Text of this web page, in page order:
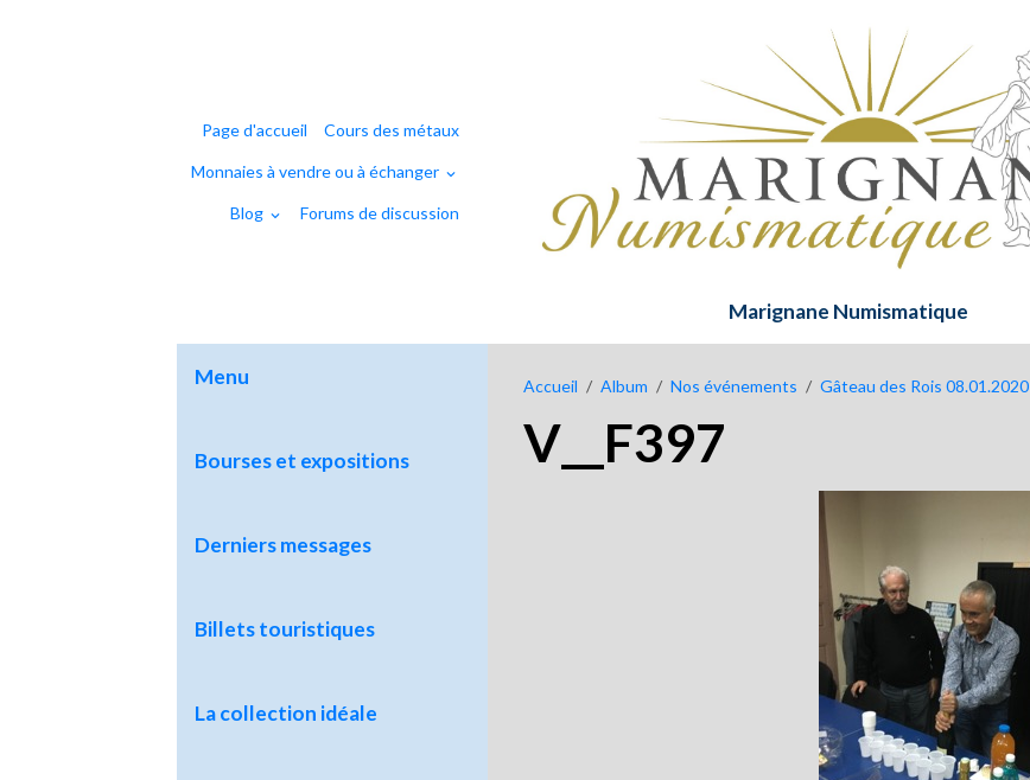
Page d'accueil Cours des métaux
Monnaies à vendre ou à échanger
Blog Forums de discussion
Marignane Numismatique
Accueil Album Nos événements Gâteau des Rois 08.01.2020
V__F397
Menu
Bourses et expositions
Derniers messages
Billets touristiques
La collection idéale